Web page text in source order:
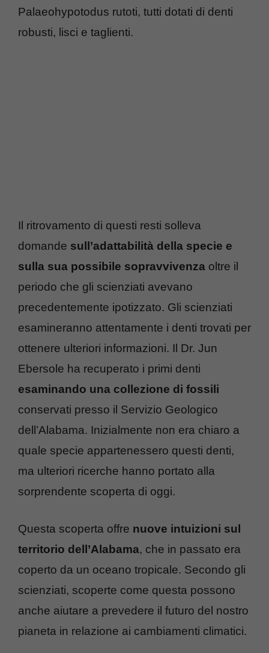
Palaeohypotodus rutoti, tutti dotati di denti
robusti, lisci e taglienti.
Il ritrovamento di questi resti solleva
domande sull’adattabilità della specie e
sulla sua possibile sopravvivenza oltre il
periodo che gli scienziati avevano
precedentemente ipotizzato. Gli scienziati
esamineranno attentamente i denti trovati per
ottenere ulteriori informazioni. Il Dr. Jun
Ebersole ha recuperato i primi denti
esaminando una collezione di fossili
conservati presso il Servizio Geologico
dell’Alabama. Inizialmente non era chiaro a
quale specie appartenessero questi denti,
ma ulteriori ricerche hanno portato alla
sorprendente scoperta di oggi.
Questa scoperta offre nuove intuizioni sul
territorio dell’Alabama, che in passato era
coperto da un oceano tropicale. Secondo gli
scienziati, scoperte come questa possono
anche aiutare a prevedere il futuro del nostro
pianeta in relazione ai cambiamenti climatici.